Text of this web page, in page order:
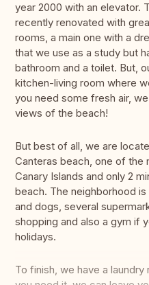
year 2000 with an elevator.
recently renovated with
rooms, a main one with a
that we use as a study but
bathroom and a toilet. But,
kitchen-living room where
you need some fresh air,
views of the beach!
But best of all, we are
Canteras beach, one of the
Canary Islands and only 2
beach. The neighborhood
and dogs, several
shopping and also a gym if
holidays.
To finish, we have a